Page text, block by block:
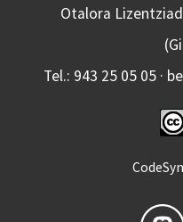
Otalora
Tel.: 943 25 05 05 ·